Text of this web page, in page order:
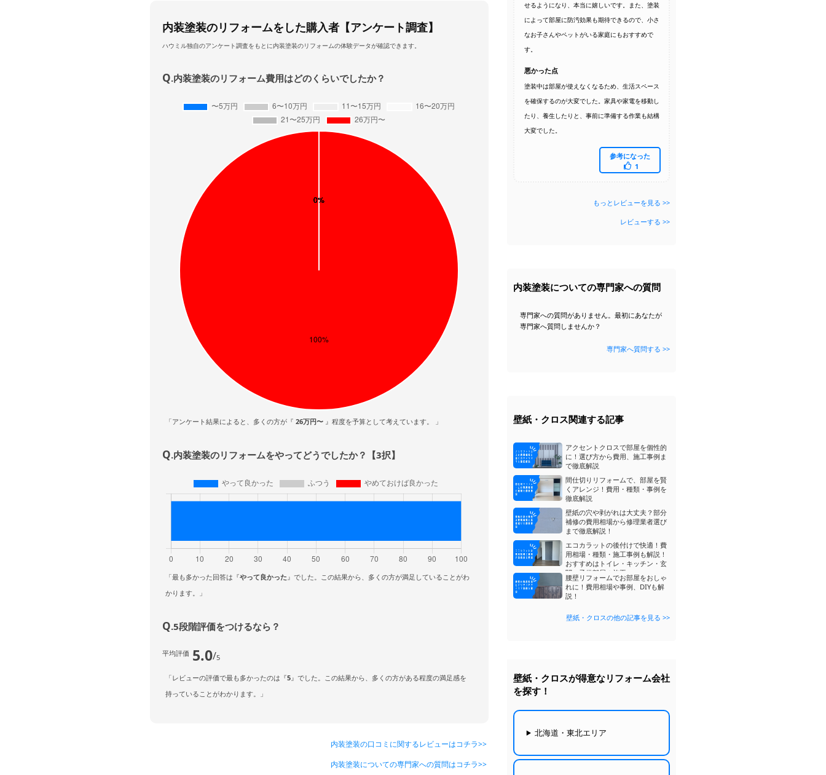
内装塗装のリフォームをした購入者【アンケート調査】
ハウミル独自のアンケート調査をもとに内装塗装のリフォームの体験データが確認できます。
Q.内装塗装のリフォーム費用はどのくらいでしたか？
「アンケート結果によると、多くの方が『 26万円〜 』程度を予算として考えています。 」
Q.内装塗装のリフォームをやってどうでしたか？【3択】
「最も多かった回答は『やって良かった』でした。この結果から、多くの方が満足していることがわ
かります。」
Q.5段階評価をつけるなら？
平均評価 5.0/5
「レビューの評価で最も多かったのは『5』でした。この結果から、多くの方がある程度の満足感を
持っていることがわかります。」
内装塗装の口コミに関するレビューはコチラ>>
内装塗装についての専門家への質問はコチラ>>
せるようになり、本当に嬉しいです。また、塗装
によって部屋に防汚効果も期待できるので、小さ
なお子さんやペットがいる家庭にもおすすめで
す。
悪かった点
塗装中は部屋が使えなくなるため、生活スペース
を確保するのが大変でした。家具や家電を移動し
たり、養生したりと、事前に準備する作業も結構
大変でした。
参考になった
1
もっとレビューを見る >>
レビューする >>
内装塗装についての専門家への質問
専門家への質問がありません。最初にあなたが
専門家へ質問しませんか？
専門家へ質問する >>
壁紙・クロス関連する記事
アクセントクロスで部屋を個性的
に！選び方から費用、施工事例ま
で徹底解説
間仕切りリフォームで、部屋を賢
くアレンジ！費用・種類・事例を
徹底解説
壁紙の穴や剥がれは大丈夫？部分
補修の費用相場から修理業者選び
まで徹底解説！
エコカラットの後付けで快適！費
用相場・種類・施工事例も解説！
おすすめはトイレ・キッチン・玄
関・子供部屋の施工
腰壁リフォームでお部屋をおしゃ
れに！費用相場や事例、DIYも解
説！
壁紙・クロスの他の記事を見る >>
壁紙・クロスが得意なリフォーム会社
を探す！
北海道・東北エリア